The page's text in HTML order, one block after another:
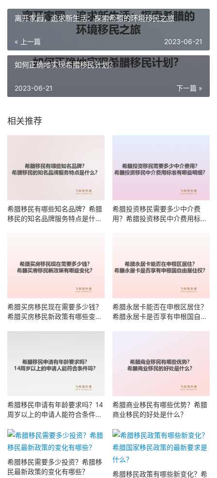
离开家园，追求新生活：探索希腊的环境移民之旅
« 上一篇 2023-06-21
如何正确地实现希腊移民计划？
下一篇 »
2023-06-21
相关推荐
希腊移民有哪些知名品牌？希腊
移民的知名品牌服务特点是什
希腊投资移民需要多少中介费
用？希腊投资移民中介费用标准
希腊买房移民现在需要多少钱？
希腊买房移民新政策有哪些变
希腊永居卡能否在申根区居住？
希腊永居卡是否享有申根国自由
希腊移民申请有年龄要求吗？14
周岁以上的申请人能符合条件
希腊商业移民有哪些优势？希腊
商业移民的好处是什么？
希腊移民需要多少投资？希腊移
民最新政策的变化有哪些？